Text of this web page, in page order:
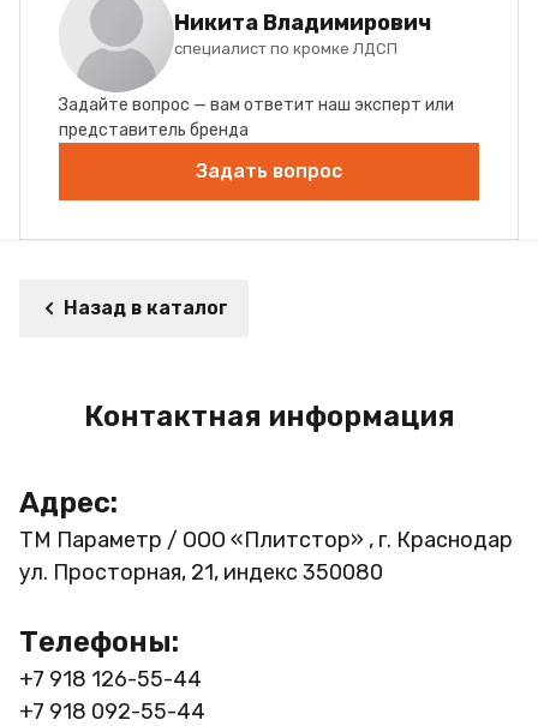
Никита Владимирович
специалист по кромке ЛДСП
Задайте вопрос — вам ответит наш эксперт или
представитель бренда
Задать вопрос
Назад в каталог
Контактная информация
Адрес:
ТМ Параметр / ООО «Плитстор» , г. Краснодар
ул. Просторная, 21, индекс 350080
Телефоны:
+7 918 126-55-44
+7 918 092-55-44